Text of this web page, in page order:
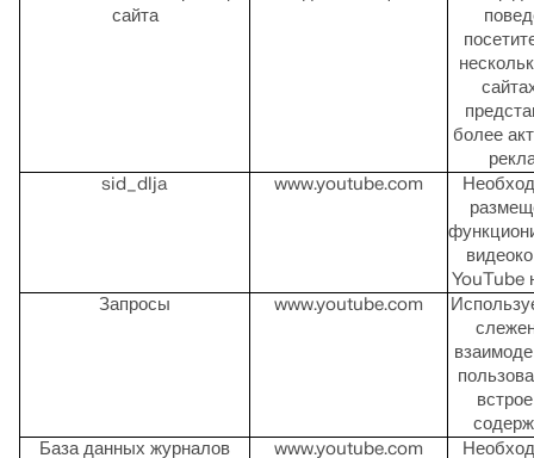
сайта
более
sid_dlja
www.youtube.com
YouTube
Запросы
www.youtube.com
База данных журналов
www.youtube.com